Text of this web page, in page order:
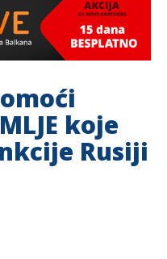
koje
Rusiji